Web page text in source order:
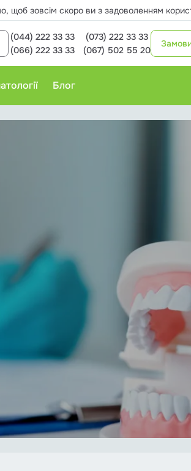
щоб зовсім скоро ви з задоволенням
(044) 222 33 33
(073) 222 33 33
(066) 222 33 33
(067) 502 55 20
Блог